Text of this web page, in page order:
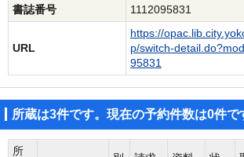
書誌番号
1112095831
URL
https://
p/switch-
95831
所蔵は3件です。現在の予約件数は0件で
所